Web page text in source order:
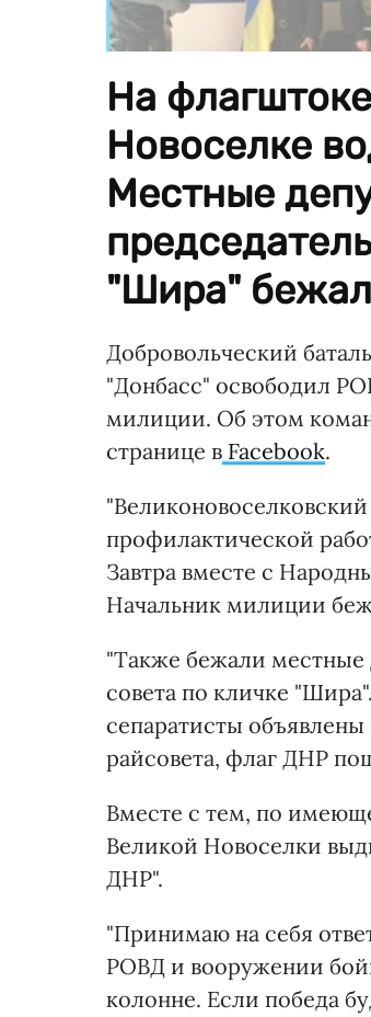
На
Новоселке
Местные
"Шира"
Добровольческий
"Донбасс" освободил
милиции. Об этом
странице в Facebook.
профилактической
Завтра вместе с
Начальник милиции
"Также бежали местные
совета по кличке
сепаратисты
райсовета, флаг ДНР
Вместе с тем, по
Великой Новоселки
ДНР".
"Принимаю на себя
РОВД и вооружении
колонне. Если победа